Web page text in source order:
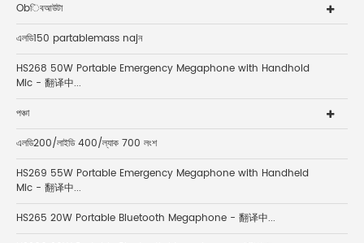
Obিবআউটা
এলডি150 partablemass najন
HS268 50W Portable Emergency Megaphone with Handhold
Mic - 翻译中...
পঞ্চা
এলডি200/লাইডি 400/ল্যাক 700 লংশ
HS269 55W Portable Emergency Megaphone with Handheld
Mic - 翻译中...
HS265 20W Portable Bluetooth Megaphone - 翻译中...